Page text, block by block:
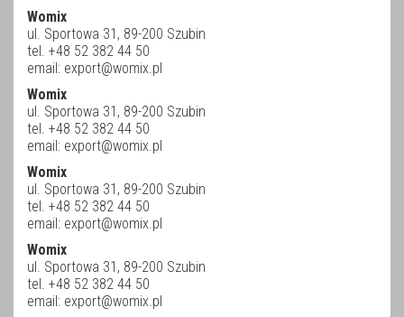
Womix
ul. Sportowa 31, 89-200 Szubin
tel. +48 52 382 44 50
email: export@womix.pl
Womix
ul. Sportowa 31, 89-200 Szubin
tel. +48 52 382 44 50
email: export@womix.pl
Womix
ul. Sportowa 31, 89-200 Szubin
tel. +48 52 382 44 50
email: export@womix.pl
Womix
ul. Sportowa 31, 89-200 Szubin
tel. +48 52 382 44 50
email: export@womix.pl